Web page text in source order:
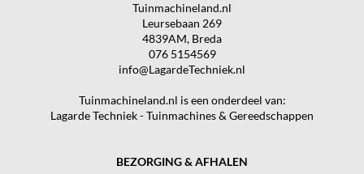
Tuinmachineland.nl
Leursebaan 269
4839AM, Breda
076 5154569
info@LagardeTechniek.nl
Tuinmachineland.nl is een onderdeel van:
Lagarde Techniek - Tuinmachines & Gereedschappen
BEZORGING & AFHALEN